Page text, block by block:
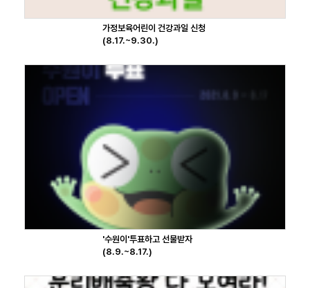
가정보육어린이 건강과일 신청
(8.17.~9.30.)
'수원이'투표하고 선물받자
(8.9.~8.17.)